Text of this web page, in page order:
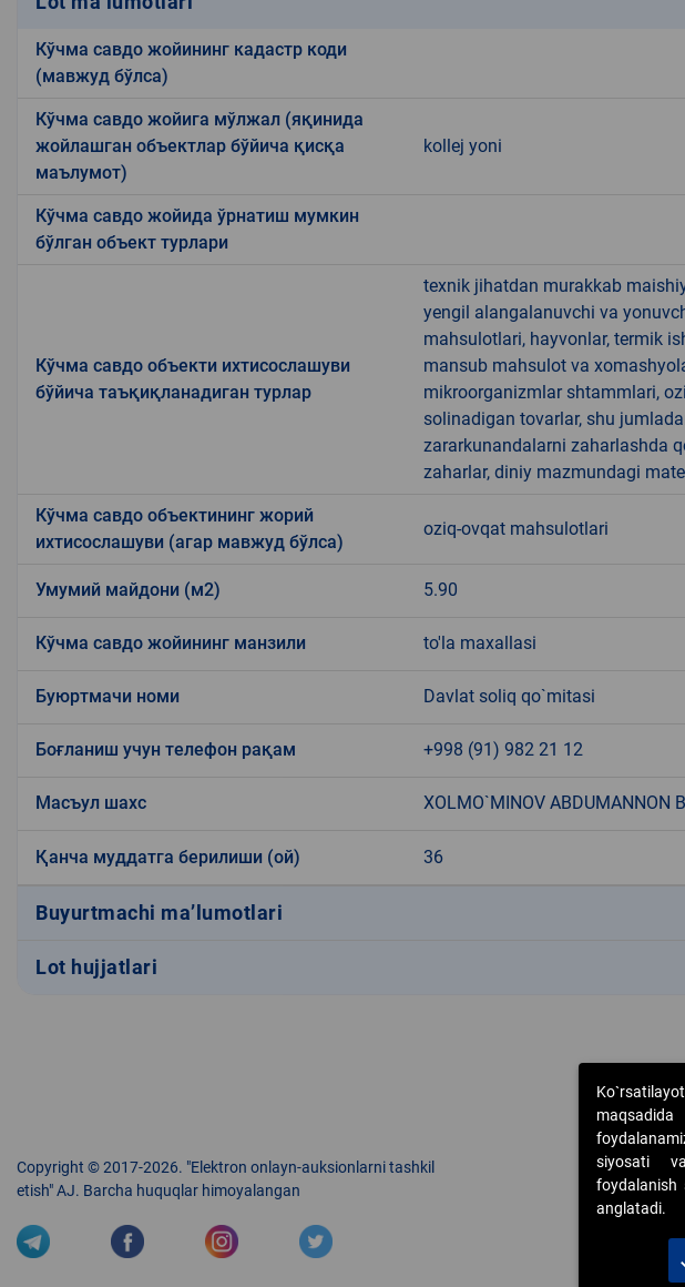
Кўчма савдо жойининг кадастр коди
(мавжуд бўлса)
Кўчма савдо жойига мўлжал (яқинида
жойлашган объектлар бўйича қисқа
маълумот)
kollej yoni
Кўчма савдо жойида ўрнатиш мумкин
бўлган объект турлари
Кўчма савдо объекти ихтисослашуви
бўйича таъқиқланадиган турлар
texnik jihatdan murakkab
yengil alangalanuvchi va
mahsulotlari, hayvonlar, termik
mansub mahsulot va
mikroorganizmlar shtammlari,
solinadigan tovarlar, shu
zararkunandalarni zaharlashda
zaharlar, diniy mazmundagi
Кўчма савдо объектининг жорий
ихтисослашуви (агар мавжуд бўлса)
oziq-ovqat mahsulotlari
Умумий майдони (м2) 5.90
Кўчма савдо жойининг манзили to'la maxallasi
Буюртмачи номи Davlat soliq qo`mitasi
Боғланиш учун телефон рақам +998 (91) 982 21 12
Масъул шахс XOLMO`MINOV ABDUMANNON
Қанча муддатга берилиши (ой) 36
Buyurtmachi ma’lumotlari
Lot hujjatlari
Copyright © 2017-2026. "Elektron onlayn-auksionlarni tashkil
etish" AJ. Barcha huquqlar himoyalangan
maqsadida
siyosati
foydalanish
anglatadi.